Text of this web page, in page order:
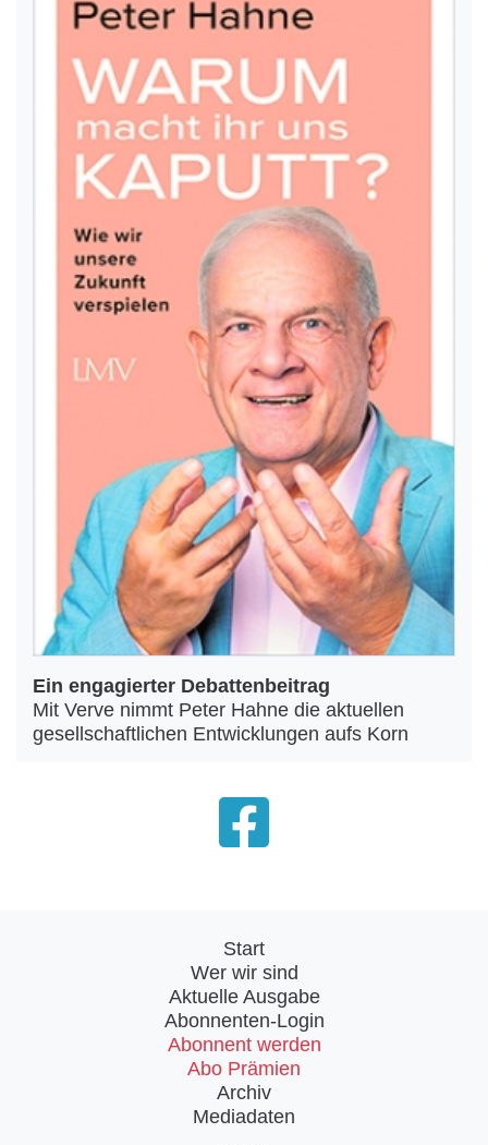
Ein engagierter Debattenbeitrag
Mit Verve nimmt Peter Hahne die aktuellen
gesellschaftlichen Entwicklungen aufs Korn
Start
Wer wir sind
Aktuelle Ausgabe
Abonnenten-Login
Abonnent werden
Abo Prämien
Archiv
Mediadaten